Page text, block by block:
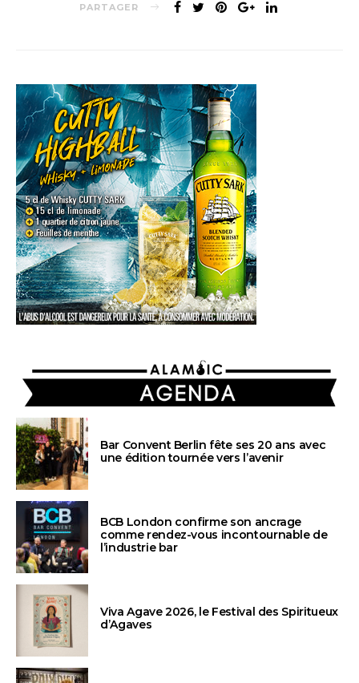
PARTAGER
AGENDA
Bar Convent Berlin fête ses 20 ans avec
une édition tournée vers l’avenir
BCB London confirme son ancrage
comme rendez-vous incontournable de
l’industrie bar
Viva Agave 2026, le Festival des Spiritueux
d’Agaves